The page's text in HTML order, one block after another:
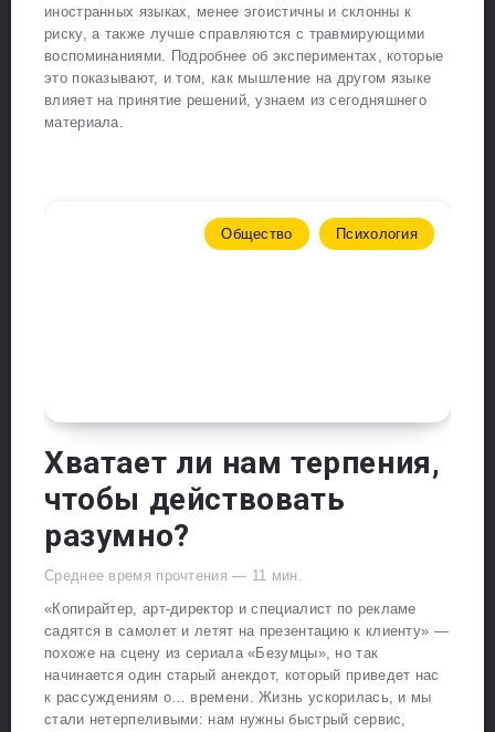
иностранных языках, менее эгоистичны и склонны к
риску, а также лучше справляются с травмирующими
воспоминаниями. Подробнее об экспериментах, которые
это показывают, и том, как мышление на другом языке
влияет на принятие решений, узнаем из сегодняшнего
материала.
Общество Психология
Хватает ли нам терпения,
чтобы действовать
разумно?
Среднее время прочтения — 11 мин.
«Копирайтер, арт-директор и специалист по рекламе
садятся в самолет и летят на презентацию к клиенту» —
похоже на сцену из сериала «Безумцы», но так
начинается один старый анекдот, который приведет нас
к рассуждениям о… времени. Жизнь ускорилась, и мы
стали нетерпеливыми: нам нужны быстрый сервис,